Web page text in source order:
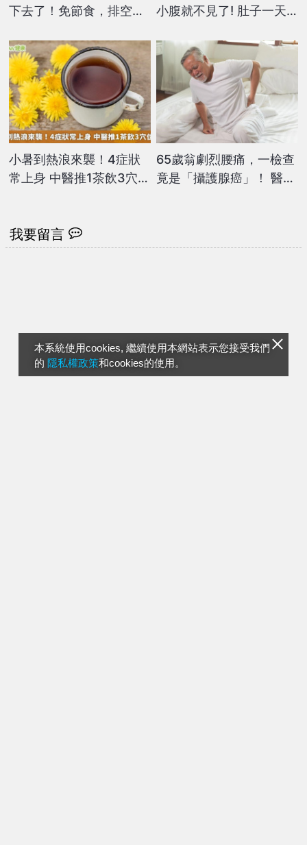
本系統使用cookies, 繼續使用本網站表示您接受我們
的 隱私權政策和cookies的使用。
下去了！免節食，排空順
小腹就不見了! 肚子一天
小暑到熱浪來襲！4症狀
常上身 中醫推1茶飲3穴位
65歲翁劇烈腰痛，一檢查
竟是「攝護腺癌」！ 醫
我要留言